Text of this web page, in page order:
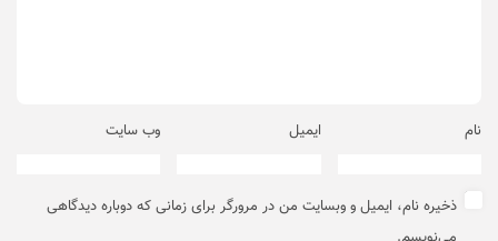
نام ایمیل وب‌ سایت
ذخیره نام، ایمیل و وبسایت من در مرورگر برای زمانی که دوباره دیدگاهی